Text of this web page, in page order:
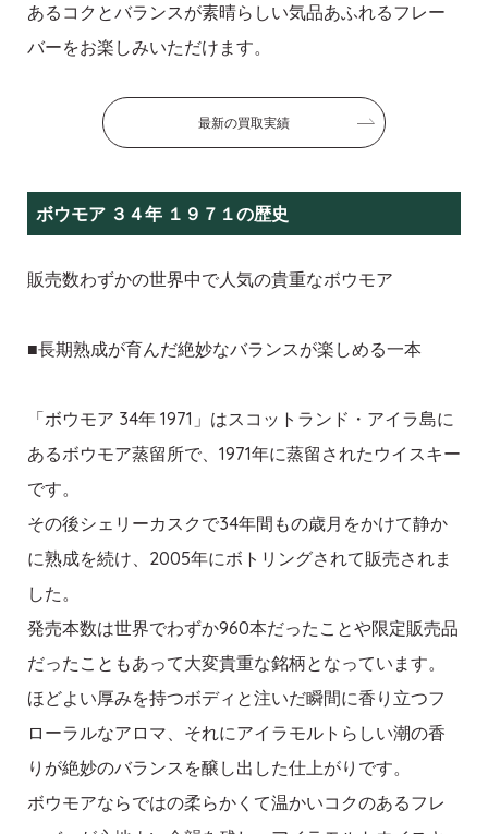
あるコクとバランスが素晴らしい気品あふれるフレー
バーをお楽しみいただけます。
最新の買取実績
ボウモア ３４年 １９７１の歴史
販売数わずかの世界中で人気の貴重なボウモア
■長期熟成が育んだ絶妙なバランスが楽しめる一本
「ボウモア 34年 1971」はスコットランド・アイラ島に
あるボウモア蒸留所で、1971年に蒸留されたウイスキー
です。
その後シェリーカスクで34年間もの歳月をかけて静か
に熟成を続け、2005年にボトリングされて販売されま
した。
発売本数は世界でわずか960本だったことや限定販売品
だったこともあって大変貴重な銘柄となっています。
ほどよい厚みを持つボディと注いだ瞬間に香り立つフ
ローラルなアロマ、それにアイラモルトらしい潮の香
りが絶妙のバランスを醸し出した仕上がりです。
ボウモアならではの柔らかくて温かいコクのあるフレ